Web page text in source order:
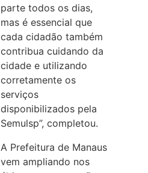
parte todos os dias,
mas é essencial que
cada cidadão também
contribua cuidando da
cidade e utilizando
corretamente os
serviços
disponibilizados pela
Semulsp”, completou.
A Prefeitura de Manaus
vem ampliando nos